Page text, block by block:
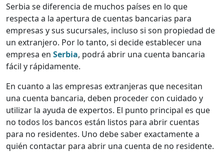
Serbia se diferencia de muchos países en lo que
respecta a la apertura de cuentas bancarias para
empresas y sus sucursales, incluso si son propiedad de
un extranjero. Por lo tanto, si decide establecer una
empresa en Serbia, podrá abrir una cuenta bancaria
fácil y rápidamente.
En cuanto a las empresas extranjeras que necesitan
una cuenta bancaria, deben proceder con cuidado y
utilizar la ayuda de expertos. El punto principal es que
no todos los bancos están listos para abrir cuentas
para no residentes. Uno debe saber exactamente a
quién contactar para abrir una cuenta de no residente.